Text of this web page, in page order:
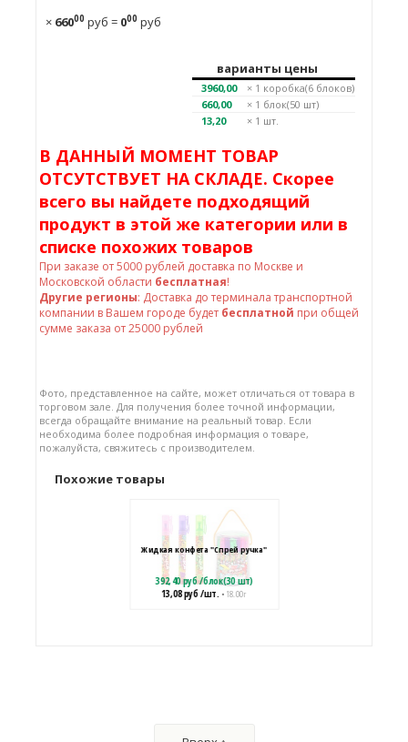
× 66000 руб = 000 руб
варианты цены
3960,00 × 1 коробка(6 блоков)
660,00
× 1 блок(50 шт)
13,20
× 1 шт.
В ДАННЫЙ МОМЕНТ ТОВАР
ОТСУТСТВУЕТ НА СКЛАДЕ. Скорее
всего вы найдете подходящий
продукт в этой же категории или в
списке похожих товаров
При заказе от5000рублей доставка по Москве и
Московской области бесплатная!
Другие регионы: Доставка до терминала транспортной
компании в Вашем городе будет бесплатной при общей
сумме заказа от 25000 рублей
Фото, представленное на сайте, может отличаться от товара в
торговом зале. Для получения более точной информации,
всегда обращайте внимание на реальный товар. Если
необходима более подробная информация о товаре,
пожалуйста, свяжитесь с производителем.
Похожие товары
Жидкая конфета "Спрей ручка"
392,40руб/блок(30 шт)
13,08руб /шт. • 18.00 г